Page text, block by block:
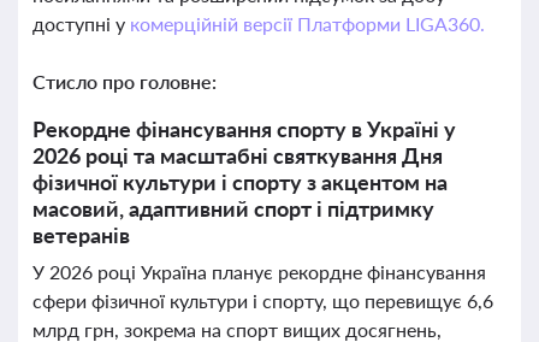
доступні у комерційній версії Платформи LIGA360.
Стисло про головне:
Рекордне фінансування спорту в Україні у
2026 році та масштабні святкування Дня
фізичної культури і спорту з акцентом на
масовий, адаптивний спорт і підтримку
ветеранів
У 2026 році Україна планує рекордне фінансування
сфери фізичної культури і спорту, що перевищує 6,6
млрд грн, зокрема на спорт вищих досягнень,